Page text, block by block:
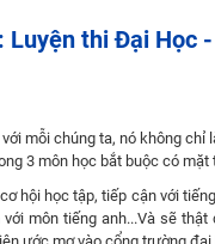
học tại Tuyensinh247 (Từ 16-
- Anh năm 2018
cho tương lai!
Lý với giáo viên giỏi và nổi tiếng
thi Đại Học
mỗi chúng ta, nó không
3 môn học bắt buộc có mặt
hội học tập, tiếp cận với
môn tiếng anh...Và sẽ